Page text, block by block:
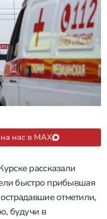
нас в MAX
рассказали
быстро прибывшая
отметили,
будучи в